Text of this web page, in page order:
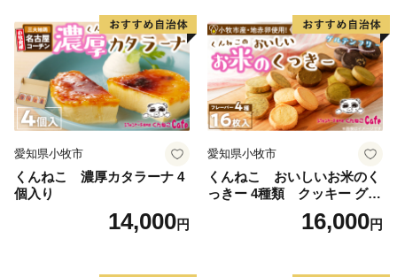
愛知県小牧市
くんねこ 濃厚カタラーナ 4
個入り
14,000円
愛知県小牧市
くんねこ おいしいお米のく
っきー 4種類 クッキー グル
16,000円